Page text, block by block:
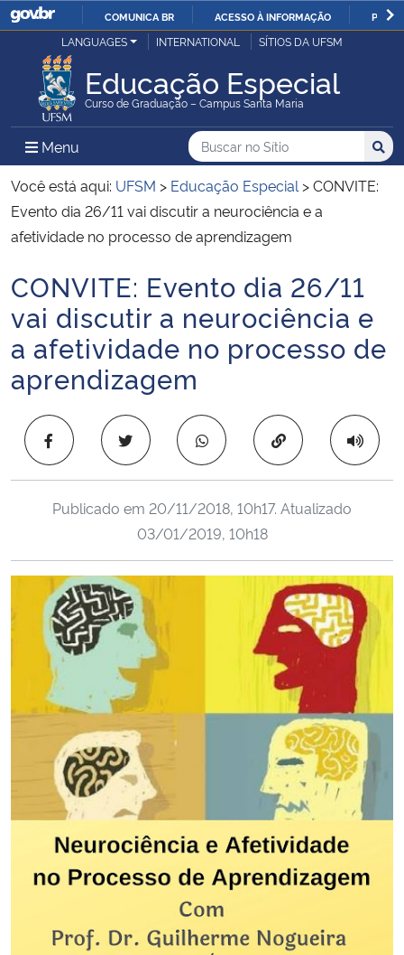
IR
O
COMUNICA BR ACESSO À INFORMAÇÃO
Ministério da Justiça e Segurança Pública
Ministério da Defesa
Ministério das Relações Exteriores
Ministério da Economia
Ministério da Infraestrutura
Ministério da Agricultura, Pecuária e Abastecimento
Ministério da Educação
Ministério da Cidadania
Ministério da Saúde
Ministério de Minas e Energia
Ministério da Ciência, Tecnologia, Inovações e Comunicações
Ministério do Meio Ambiente
Ministério do Turismo
Ministério do Desenvolvimento Regional
Controladoria-Geral da União
Ministério da Mulher, da Família e dos Direitos Humanos
Secretaria-Geral
Gabinete de Segurança Institucional
LANGUAGES INTERNATIONAL SÍTIOS DA UFSM
Educação Especial
Curso de Graduação – Campus Santa Maria
Menu Menu Principal do Sítio
Busca
Buscar no no Sítio
Busca:
Você está aqui: UFSM > Educação Especial >CONVITE:
Evento dia 26/11 vai discutir a neurociência e a
afetividade no processo de aprendizagem
Início do conteúdo
CONVITE: Evento dia 26/11
vai discutir a neurociência e
a afetividade no processo de
aprendizagem
Copiar para área
Publicado em 20/11/2018, 10h17. Atualizado
03/01/2019, 10h18